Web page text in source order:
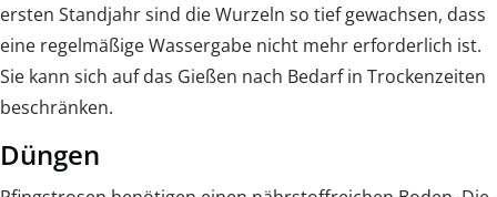
ersten Standjahr sind die Wurzeln so tief gewachsen, dass
eine regelmäßige Wassergabe nicht mehr erforderlich ist.
Sie kann sich auf das Gießen nach Bedarf in Trockenzeiten
beschränken.
Düngen